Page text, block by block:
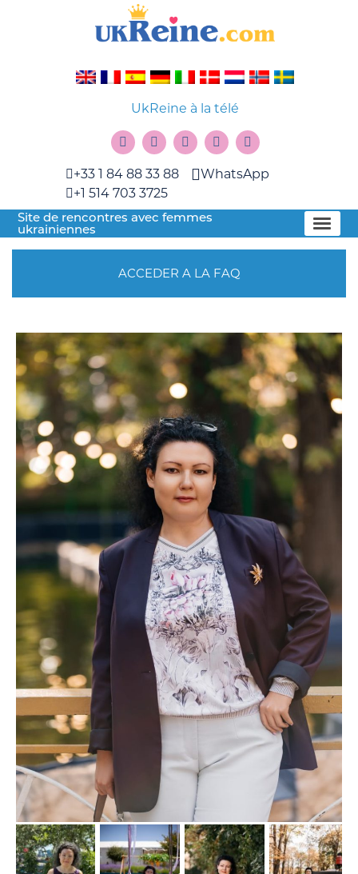
UkReine à la télé
+33 1 84 88 33 88
+1 514 703 3725
WhatsApp
Site de rencontres avec femmes
ukrainiennes
ACCEDER A LA FAQ